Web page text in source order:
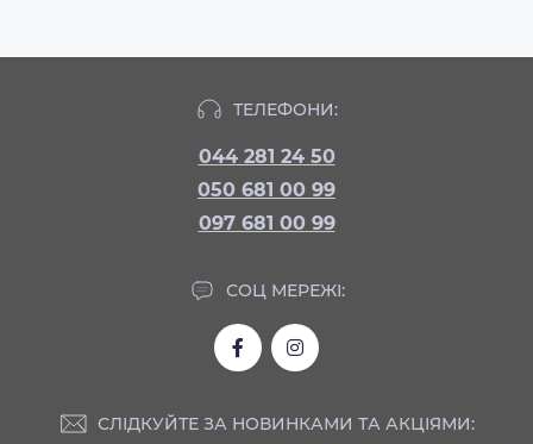
ТЕЛЕФОНИ:
044 281 24 50
050 681 00 99
097 681 00 99
СОЦ МЕРЕЖІ:
СЛІДКУЙТЕ ЗА НОВИНКАМИ ТА АКЦІЯМИ: